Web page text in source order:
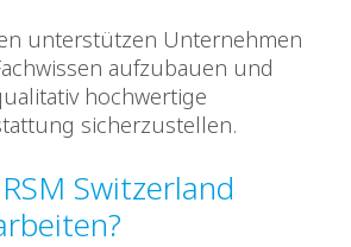
unterstützen Unternehmen
aufzubauen und
hochwertige
sicherzustellen.
Switzerland